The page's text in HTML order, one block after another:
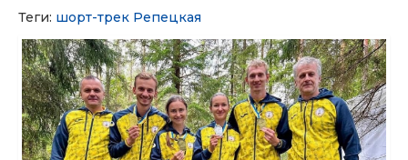
Теги: шорт-трек Репецкая